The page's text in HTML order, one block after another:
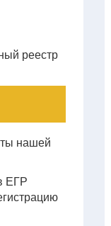
реестр
нашей
ЕГР